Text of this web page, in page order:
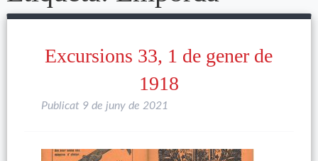
Excursions 33, 1 de gener de
1918
Publicat 9 de juny de 2021